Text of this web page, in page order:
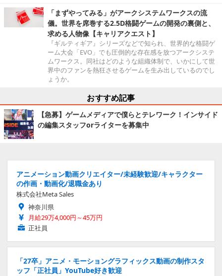
「まずやってみる」がアークシステムワークスの流
儀。世界を席巻する2.5D格闘ゲームの開発の裏側と、
求める人物像【キャリアクエスト】
『ギルティギア』シリーズなどで知られ、世界的な格闘ゲ
ーム大会「EVO」でも圧倒的な存在感を放つアークシステ
ムワークス。同社はどのような組織体制で、いかにして世
界中のファンを熱狂させるゲームを生み出しているのでし
ょうか。
おすすめ記事
【急募】ゲームメディアで僕らとテレワーク！インサイド
の編集スタッフorライターを募集中
アニメーション動画クリエイター/未経験歓迎/キャラクター
の作画・動画化/退職金あり
株式会社Meta Sales
神奈川県
月給29万4,000円～45万円
正社員
「27卒」アニメ・モーショングラフィックス動画の制作スタ
ッフ「正社員」YouTube好き歓迎